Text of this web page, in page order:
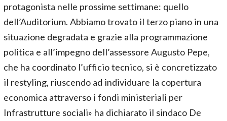
protagonista nelle prossime settimane: quello
dell’Auditorium. Abbiamo trovato il terzo piano in una
situazione degradata e grazie alla programmazione
politica e all’impegno dell’assessore Augusto Pepe,
che ha coordinato l’ufficio tecnico, si è concretizzato
il restyling, riuscendo ad individuare la copertura
economica attraverso i fondi ministeriali per
Infrastrutture sociali» ha dichiarato il sindaco De